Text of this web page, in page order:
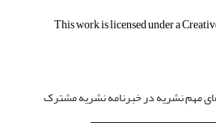
This work is licensed under a
های مهم نشریه در خبرنامه نشریه مشترک